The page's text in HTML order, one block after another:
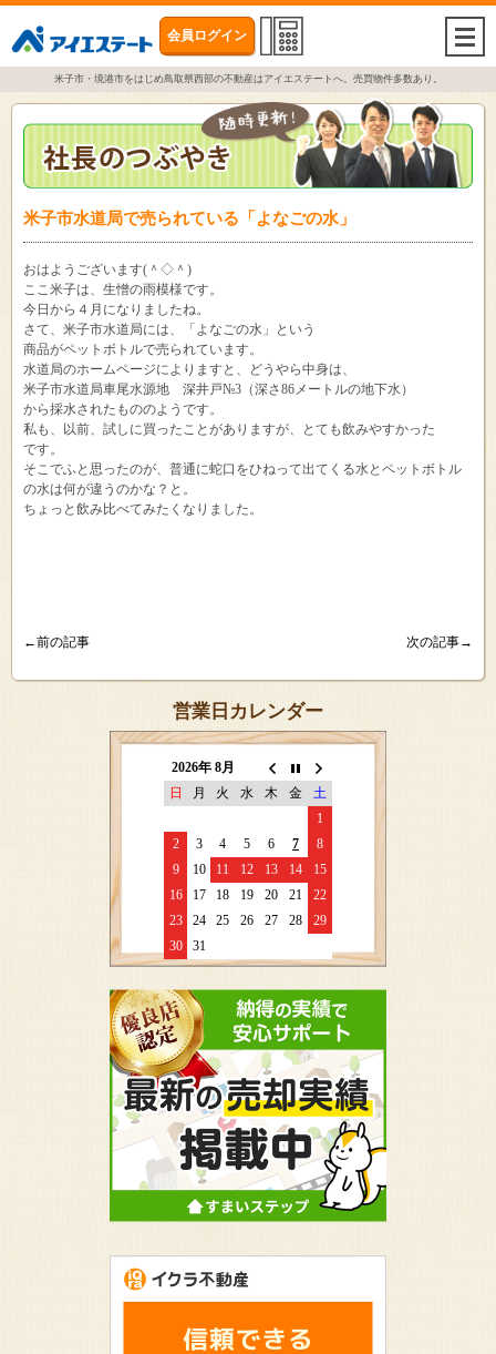
会員ログイン
米子市・境港市をはじめ鳥取県西部の不動産はアイエステートへ。売買物件多数あり。
米子市水道局で売られている「よなごの水」
おはようございます(＾◇＾)
ここ米子は、生憎の雨模様です。
今日から４月になりましたね。
さて、米子市水道局には、「よなごの水」という
商品がペットボトルで売られています。
水道局のホームページによりますと、どうやら中身は、
米子市水道局車尾水源地 深井戸№3（深さ86メートルの地下水）
から採水されたもののようです。
私も、以前、試しに買ったことがありますが、とても飲みやすかった
です。
そこでふと思ったのが、普通に蛇口をひねって出てくる水とペットボトル
の水は何が違うのかな？と。
ちょっと飲み比べてみたくなりました。
←前の記事 次の記事→
営業日カレンダー
2026年 8月
日
月 火 水 木 金
土
1
2
3 4 5 6 7
8
9
10 11 12 13 14
15
16
17 18 19 20 21
22
23
24 25 26 27 28
29
30
31